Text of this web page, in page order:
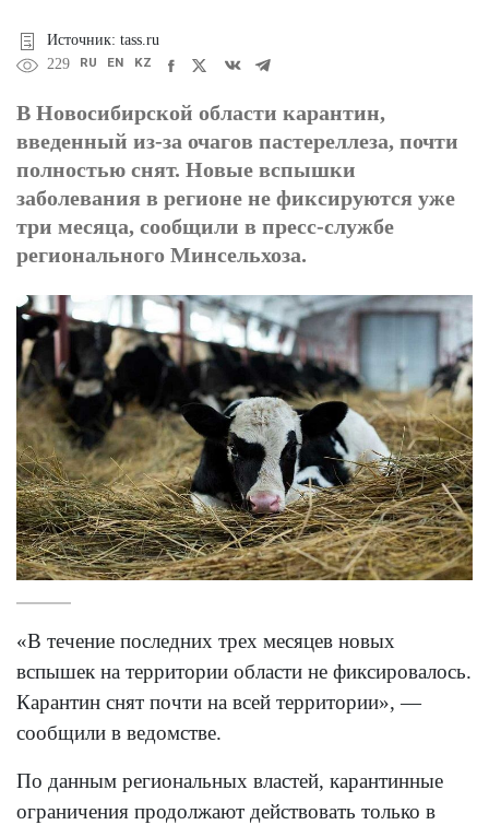
Источник: tass.ru
229
RU EN KZ
В Новосибирской области карантин,
введенный из-за очагов пастереллеза, почти
полностью снят. Новые вспышки
заболевания в регионе не фиксируются уже
три месяца, сообщили в пресс-службе
регионального Минсельхоза.
«В течение последних трех месяцев новых
вспышек на территории области не фиксировалось.
Карантин снят почти на всей территории», —
сообщили в ведомстве.
По данным региональных властей, карантинные
ограничения продолжают действовать только в